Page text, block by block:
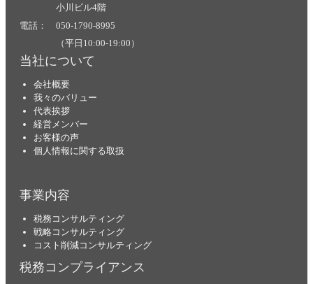
小川ビル4階
電話： 050-1790-8995
（平日10:00-19:00）
当社について
会社概要
我々のバリュー
代表挨拶
経営メンバー
お客様の声
個人情報に関する取扱
事業内容
税務コンサルティング
戦略コンサルティング
コスト削減コンサルティング
税務コンプライアンス